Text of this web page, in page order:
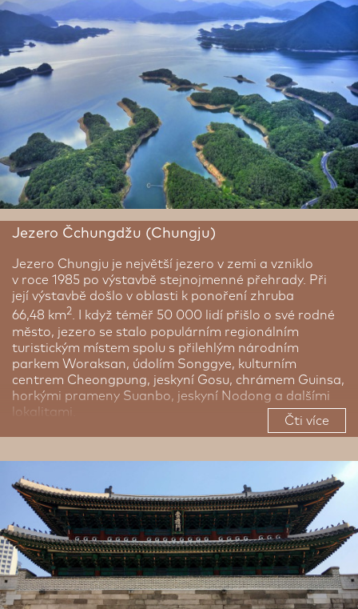
Jezero Čchungdžu (Chungju)
Jezero Chungju je největší jezero v zemi a vzniklo
v roce 1985 po výstavbě stejnojmenné přehrady. Při
její výstavbě došlo v oblasti k ponoření zhruba
66,48 km2. I když téměř 50 000 lidí přišlo o své rodné
město, jezero se stalo populárním regionálním
turistickým místem spolu s přilehlým národním
parkem Woraksan, údolím Songgye, kulturním
centrem Cheongpung, jeskyní Gosu, chrámem Guinsa,
horkými prameny Suanbo, jeskyní Nodong a dalšími
lokalitami.
Čti více